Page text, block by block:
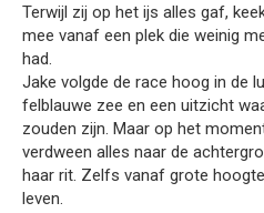
Terwijl zij op het ijs alles gaf,
mee vanaf een plek die weinig
had.
Jake volgde de race hoog in de
felblauwe zee en een uitzicht
zouden zijn. Maar op het
verdween alles naar de
haar rit. Zelfs vanaf grote
leven.